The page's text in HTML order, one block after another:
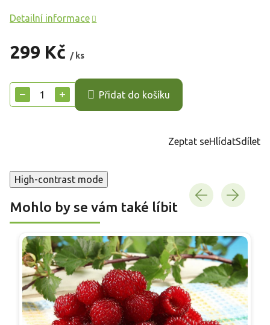
299 Kč / ks
cena:
+
− Přidat do košíku
Detailní informace
Zeptat seHlídatSdílet
High-contrast mode
Mohlo by se vám také líbit